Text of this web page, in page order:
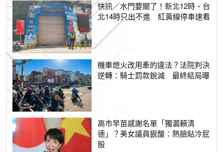
快訊／水門要關了！新北12時、台
北14時只出不進 紅黃線停車速看
機車熄火改用牽的違法？法院判決
逆轉：騎士罰款銳減 最終結局曝
高市早苗感謝名單「獨漏賴清
德」？美女議員狠酸：熱臉貼冷屁
股